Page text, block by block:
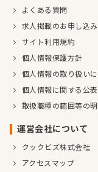
よくある質問
求人掲載のお申し込み
サイト利用規約
個人情報保護方針
個人情報の取り扱い
個人情報に関する公
取扱職種の範囲等の
運営会社について
クックビズ株式会社
アクセスマップ